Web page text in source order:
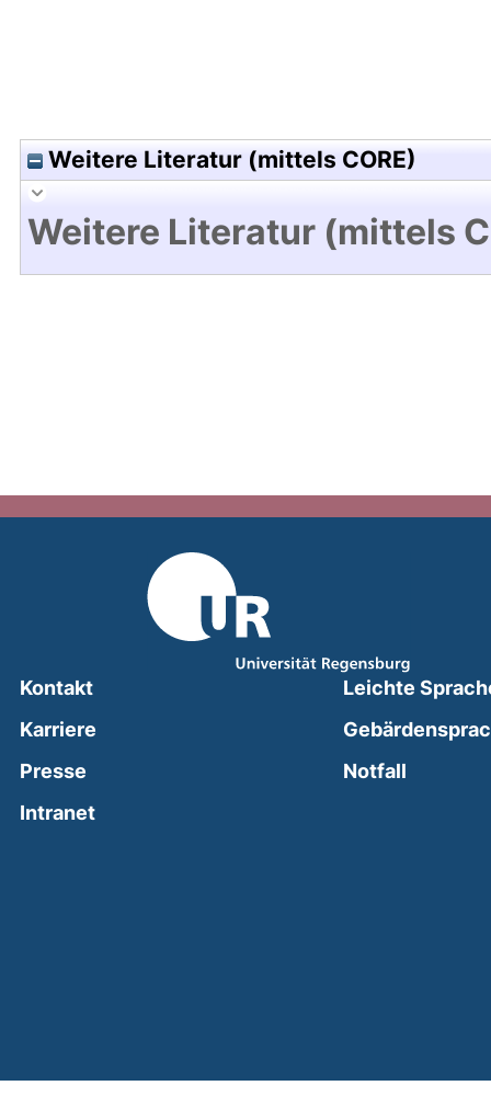
Weitere Literatur (mittels CORE)
Weitere Literatur (mittels
Kontakt
Karriere
Presse
Intranet(external link, opens in a new window)
Leichte
Notfall